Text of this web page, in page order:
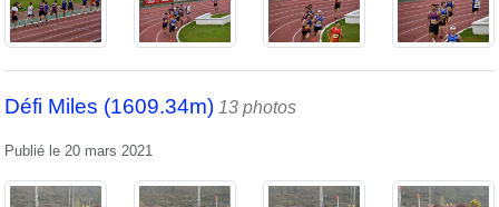
Défi Miles (1609.34m) 13 photos
Publié le 20 mars 2021